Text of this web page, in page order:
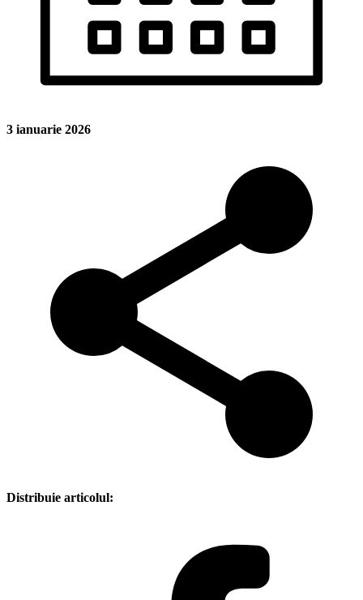
3 ianuarie 2026
Distribuie articolul: